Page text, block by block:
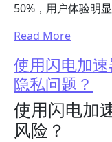
50%，用户体验明显
Read More
使用闪电加
隐私问题？
使用闪电加
风险？